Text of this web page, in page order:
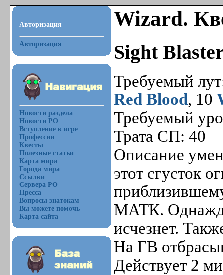
Авторизация
Авторизация
Новости раздела
Новости РО
Вступление к игре
Профессии
Квесты
Полезные статьи
Карта мира
Города мира
Ссылки
Сервера РО
Пресса
Вопросы знатокам
Вы можете помочь
Карта сайта
Wizard.
Sight
Требуемый
Red Blood, 10
Требуемый
Трата СП: 40
Описание
этот сгусток
МАТК.
исчезнет.
На ГВ
Действует 2